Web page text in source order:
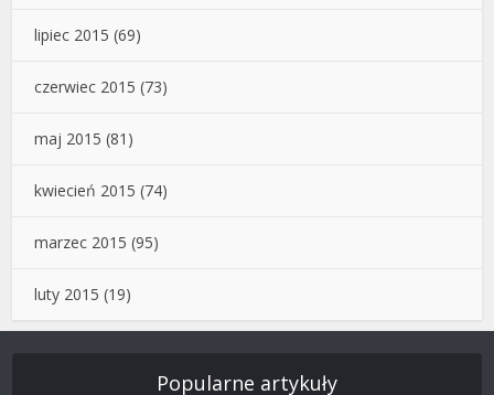
lipiec 2015 (69)
czerwiec 2015 (73)
maj 2015 (81)
kwiecień 2015 (74)
marzec 2015 (95)
luty 2015 (19)
Popularne artykuły